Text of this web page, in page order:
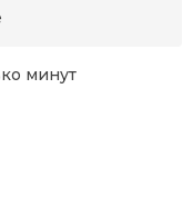
минут